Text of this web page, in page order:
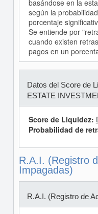
basándose en la
según la
porcentaje
Se entiende por
cuando existen
pagos en un
Datos del Score de
ESTATE
Score de Liquidez:
Probabilidad de
R.A.I. (Registro
Impagadas)
R.A.I. (Registro de